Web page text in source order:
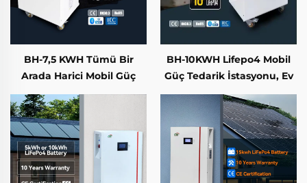
BH-7,5 KWH Tümü Bir
Arada Harici Mobil Güç
İstasyonu ve Evde Enerji
Depolama, Güneş
İnvertörü ve Pil ile
BH-10KWH Lifepo4 Mobil
Güç Tedarik İstasyonu, Ev
Enerjisi Depolama ve Dış
Mekan Aktiviteleri İçin
5KW AC Güç Çıkışı ile